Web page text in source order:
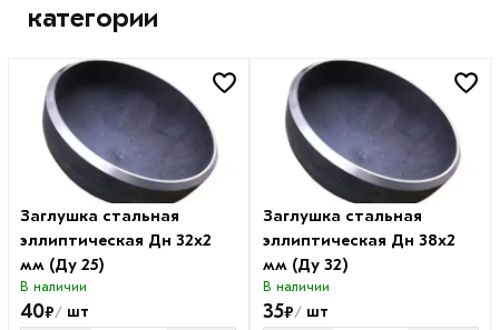
категории
Заглушка стальная
эллиптическая Дн 32х2
мм (Ду 25)
В наличии
40₽/ шт
Заглушка стальная
эллиптическая Дн 38х2
мм (Ду 32)
В наличии
35₽/шт